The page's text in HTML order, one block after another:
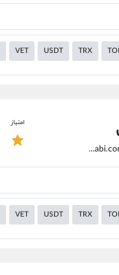
VET USDT TRX
https://alirezamehrabi.com/cryptocurrency/wallet/ledger
امتیاز
VET USDT TRX